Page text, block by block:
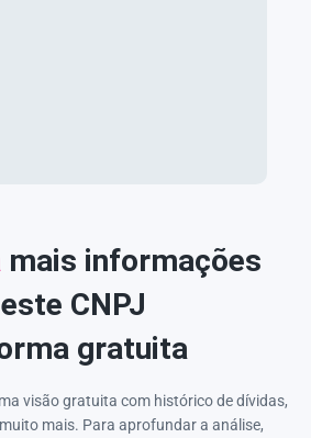
mais informações
CNPJ
gratuita
visão gratuita com histórico de dívidas,
mais. Para aprofundar a análise,